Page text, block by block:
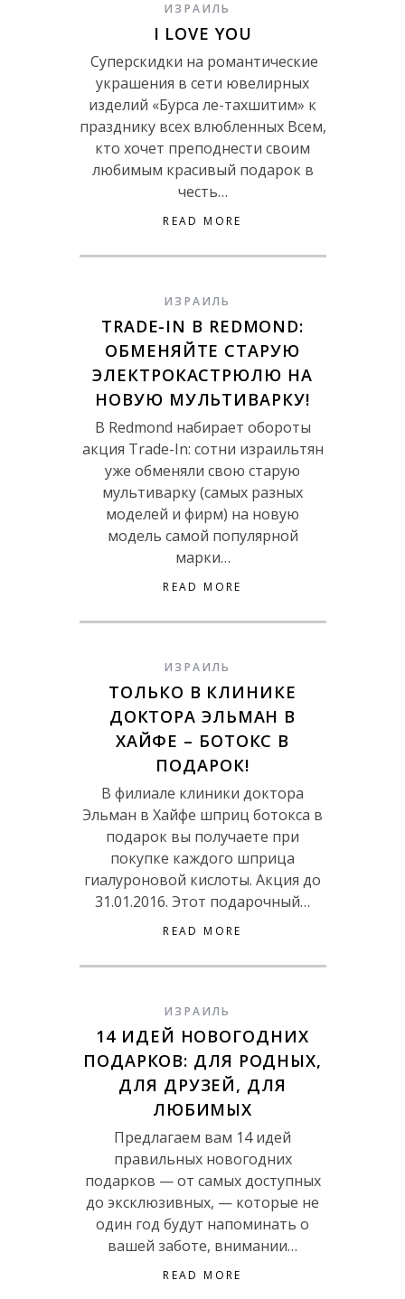
ИЗРАИЛЬ
I LOVE YOU
Суперскидки на романтические
украшения в сети ювелирных
изделий «Бурса ле-тахшитим» к
празднику всех влюбленных Всем,
кто хочет преподнести своим
любимым красивый подарок в
честь…
READ MORE
ИЗРАИЛЬ
TRADE-IN В REDMOND:
ОБМЕНЯЙТЕ СТАРУЮ
ЭЛЕКТРОКАСТРЮЛЮ НА
НОВУЮ МУЛЬТИВАРКУ!
B Redmond набирает обороты
акция Trade-In: сотни израильтян
уже обменяли свою старую
мультиварку (самых разных
моделей и фирм) на новую
модель самой популярной
марки…
READ MORE
ИЗРАИЛЬ
ТОЛЬКО В КЛИНИКЕ
ДОКТОРА ЭЛЬМАН В
ХАЙФЕ – БОТОКС В
ПОДАРОК!
В филиале клиники доктора
Эльман в Хайфе шприц ботокса в
подарок вы получаете при
покупке каждого шприца
гиалуроновой кислоты. Акция до
31.01.2016. Этот подарочный…
READ MORE
ИЗРАИЛЬ
14 ИДЕЙ НОВОГОДНИХ
ПОДАРКОВ: ДЛЯ РОДНЫХ,
ДЛЯ ДРУЗЕЙ, ДЛЯ
ЛЮБИМЫХ
Предлагаем вам 14 идей
правильных новогодних
подарков — от самых доступных
до эксклюзивных, — которые не
один год будут напоминать о
вашей заботе, внимании…
READ MORE